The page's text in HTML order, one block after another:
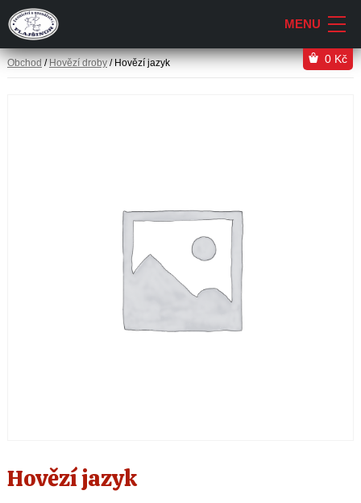
0 Kč
Obchod/Hovězí droby/ Hovězí jazyk
Hovězí jazyk